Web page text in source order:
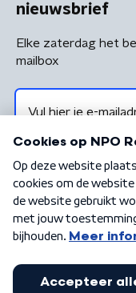
nieuwsbrief
Elke zaterdag het
mailbox
Algemene